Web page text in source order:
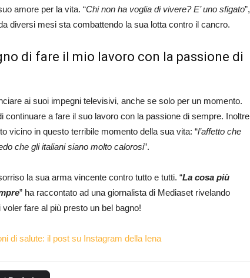
amore per la vita. “Chi non ha voglia di vivere? E’ uno sfigato”,
diversi mesi sta combattendo la sua lotta contro il cancro.
di fare il mio lavoro con la passione di
ai suoi impegni televisivi, anche se solo per un momento.
continuare a fare il suo lavoro con la passione di sempre. Inoltre
vicino in questo terribile momento della sua vita: “l’affetto che
che gli italiani siano molto calorosi”.
la sua arma vincente contro tutto e tutti. “La cosa più
” ha raccontato ad una giornalista di Mediaset rivelando
fare al più presto un bel bagno!
di salute: il post su Instagram della Iena